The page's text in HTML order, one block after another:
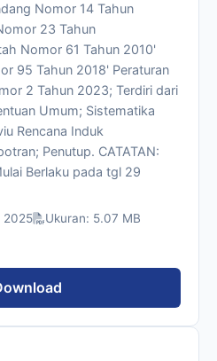
Nomor 14 Tahun
23 Tahun
Nomor 61 Tahun 2010'
95 Tahun 2018' Peraturan
2 Tahun 2023; Terdiri dari
Umum; Sistematika
Rencana Induk
Penutup. CATATAN:
Berlaku pada tgl 29
2025
Ukuran: 5.07 MB